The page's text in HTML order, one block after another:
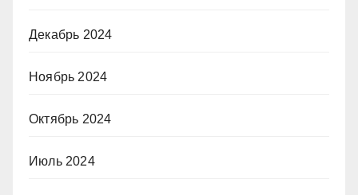
Декабрь 2024
Ноябрь 2024
Октябрь 2024
Июль 2024